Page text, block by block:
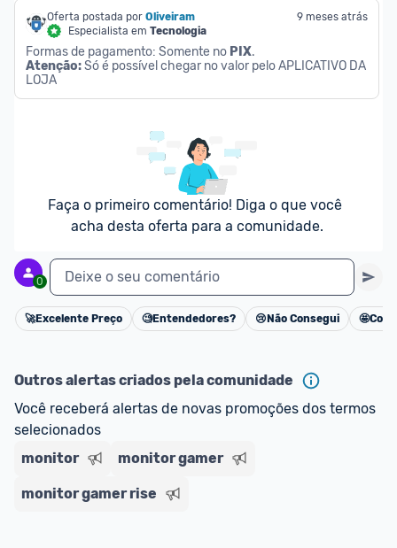
Oferta postada por Oliveiram
Especialista em Tecnologia
9 meses atrás
Formas de pagamento: Somente no PIX.
Atenção: Só é possível chegar no valor pelo APLICATIVO DA
LOJA
Faça o primeiro comentário! Diga o que você
acha desta oferta para a comunidade.
0 Deixe o seu comentário
Cancelar
🚀Excelente Preço 🧐Entendedores? 😢 Não Consegui 🤩
Outros alertas criados pela comunidade
Você receberá alertas de novas promoções dos termos
selecionados
monitor
monitor gamer
monitor gamer rise